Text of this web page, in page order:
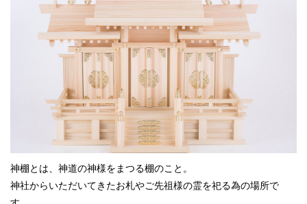
神棚とは、神道の神様をまつる棚のこと。
神社からいただいてきたお札やご先祖様の霊を祀る為の場所で